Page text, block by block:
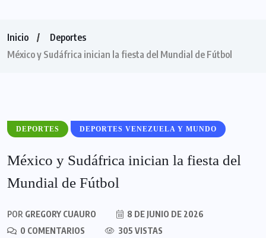
Inicio
Deportes
México y Sudáfrica inician la fiesta del Mundial de Fútbol
DEPORTES DEPORTES VENEZUELA Y MUNDO
México y Sudáfrica inician la fiesta del
Mundial de Fútbol
POR GREGORY CUAURO
8 DE JUNIO DE 2026
0 COMENTARIOS
305 VISTAS